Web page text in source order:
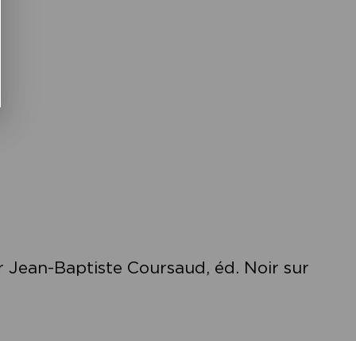
Jean-Baptiste Coursaud, éd. Noir sur